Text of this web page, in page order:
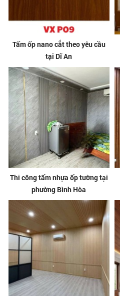
Tấm ốp nano cắt theo yêu cầu
tại Dĩ An
Thi công tấm nhựa ốp tường tại
phường Bình Hòa